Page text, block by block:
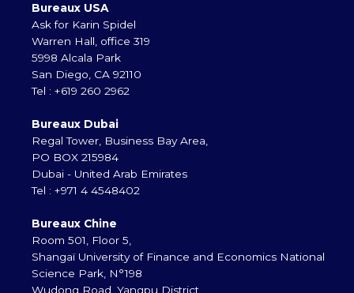
Bureaux USA
Ask for Karin Spidel
Warren Hall, office 319
5998 Alcala Park
San Diego, CA 92110
Tel : +619 260 2962
Bureaux Dubai
Regal Tower, Business Bay Area,
PO BOX 215984
Dubai - United Arab Emirates
Tel : +971 4 4548402
Bureaux Chine
Room 501, Floor 5,
Shangaï University of Finance and Economics National
Science Park, N°198
Wudong Road, Yangpu District,